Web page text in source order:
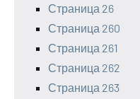
Страница 26
Страница 260
Страница 261
Страница 262
Страница 263